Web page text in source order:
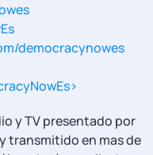
democracynowes
y TV presentado por
transmitido en mas de